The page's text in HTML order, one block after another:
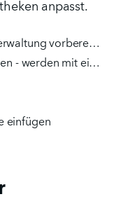
anpasst.
Dokumentbibliothek für Vertragsverwaltung vorbereiten
Verkaufsverträge.zip (Beispieldateien - werden mit einem Klick runtergeladen)
einfügen